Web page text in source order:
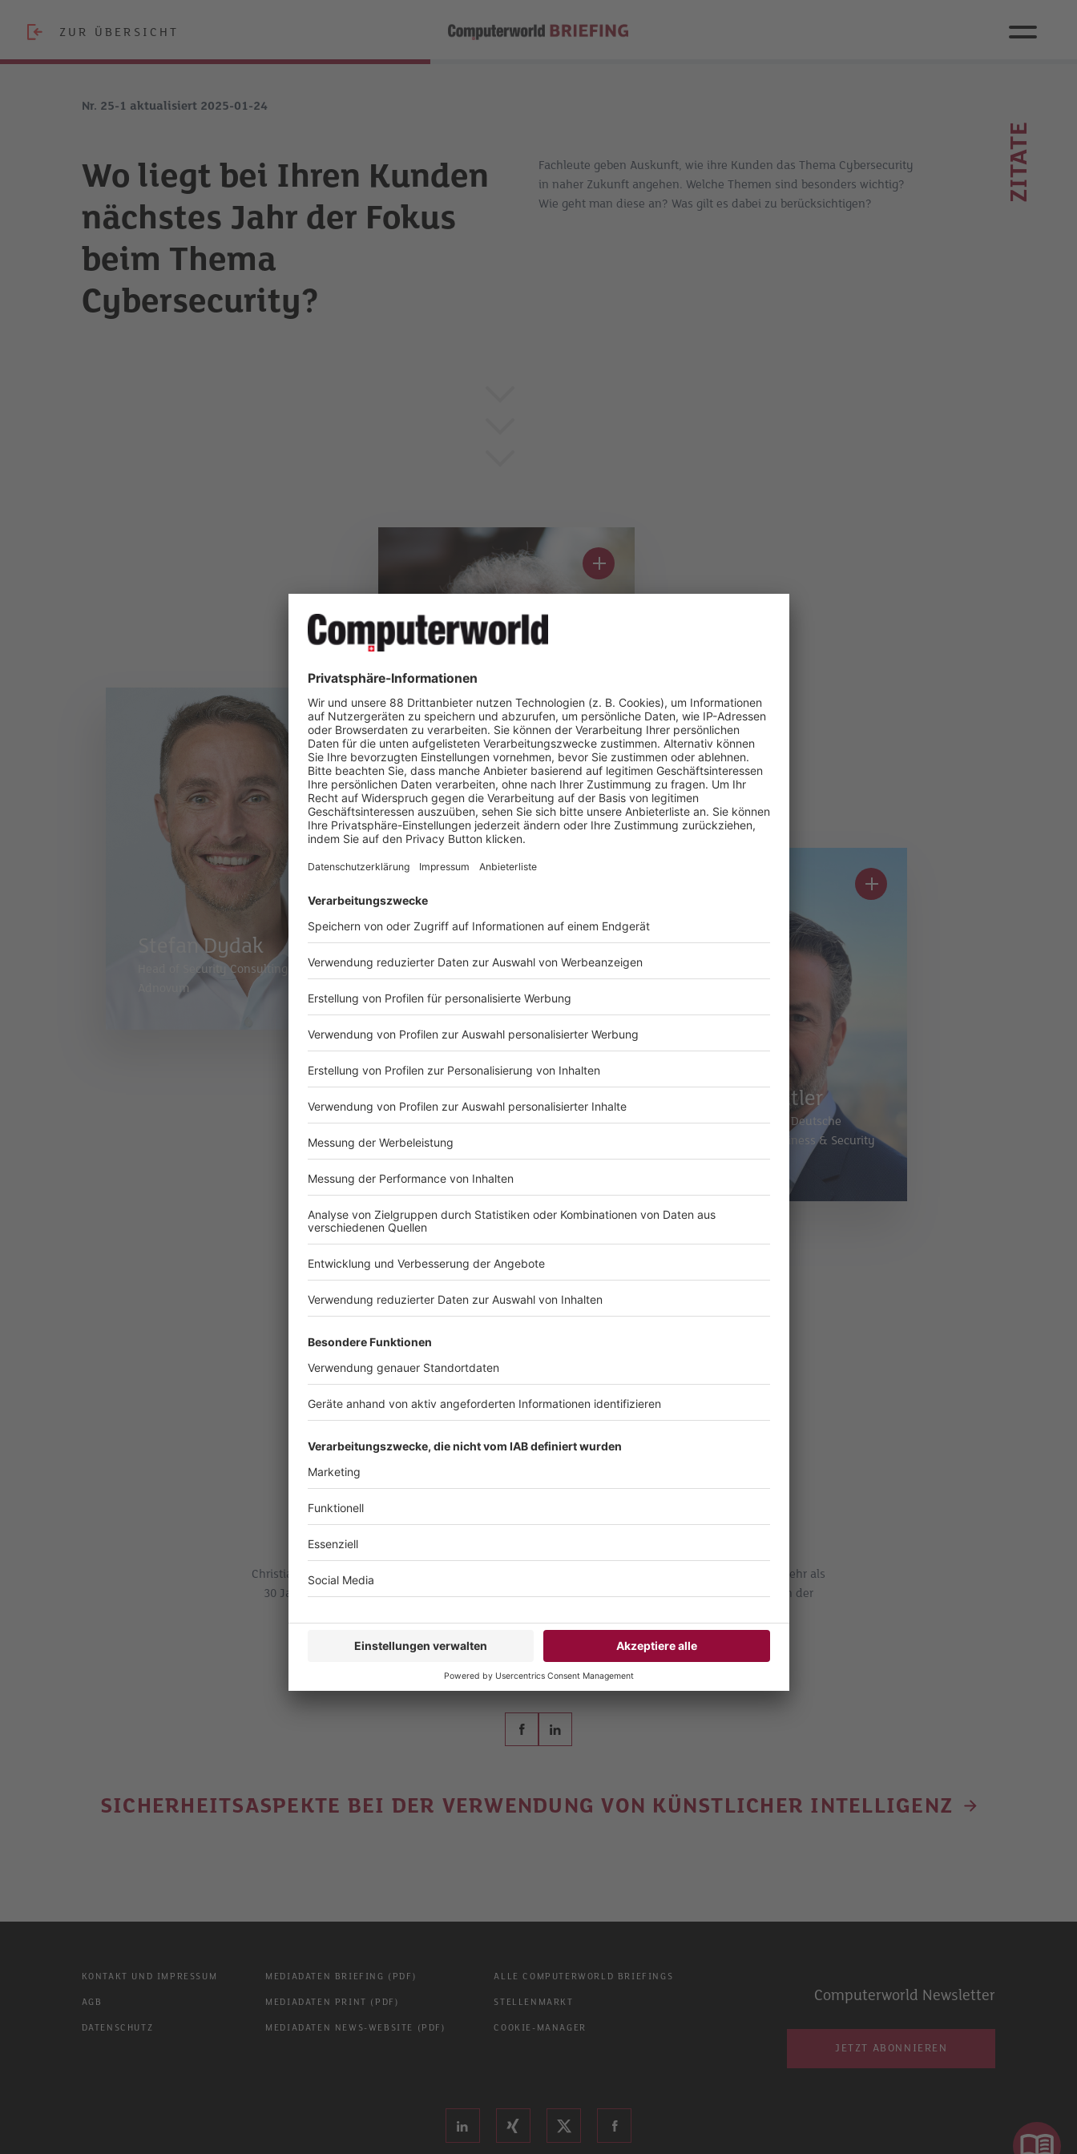
ZUR ÜBERSICHT
ZITATE
Nr. 25-1 aktualisiert 2025-01-24
Wo liegt bei Ihren Kunden
nächstes Jahr der Fokus
beim Thema
Cybersecurity?
Fachleute geben Auskunft, wie ihre Kunden das Thema Cybersecurity
in naher Zukunft angehen. Welche Themen sind besonders wichtig?
Wie geht man diese an? Was gilt es dabei zu berücksichtigen?
Stefan Dydak
Head of Security Consulting
Adnovum
Richard Werner
Security Advisor/Trend Micro
Roland Stettler
Managing Director
Deutsche
Telekom Global Business & Security
Schweiz AG
Rolf Hefti
Leiter Product Management Cyber
Christian Bühlmann ist Chefredaktor der Computerworld und engagiert sich in der IT-Branche seit mehr als
30 Jahren als Fachautor, Berater und Projektleiter mit den Herausforderungen von Unternehmen in der
Auf Social Media teilen
SICHERHEITSASPEKTE BEI DER VERWENDUNG VON KÜNSTLICHER INTELLIGENZ
KONTAKT UND IMPRESSUM
AGB
DATENSCHUTZ
MEDIADATEN BRIEFING (PDF)
MEDIADATEN PRINT (PDF)
MEDIADATEN NEWS-WEBSITE (PDF)
ALLE COMPUTERWORLD BRIEFINGS
STELLENMARKT
COOKIE-MANAGER
Computerworld Newsletter
JETZT ABONNIEREN